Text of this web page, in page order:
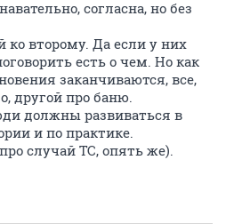
согласна, но без
ко второму. Да если у них
есть о чем. Но как
заканчиваются, все,
другой про баню.
должны развиваться в
и по практике.
случай ТС, опять же).